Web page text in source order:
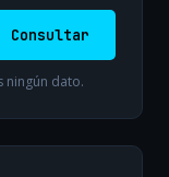
Consultar
ningún dato.